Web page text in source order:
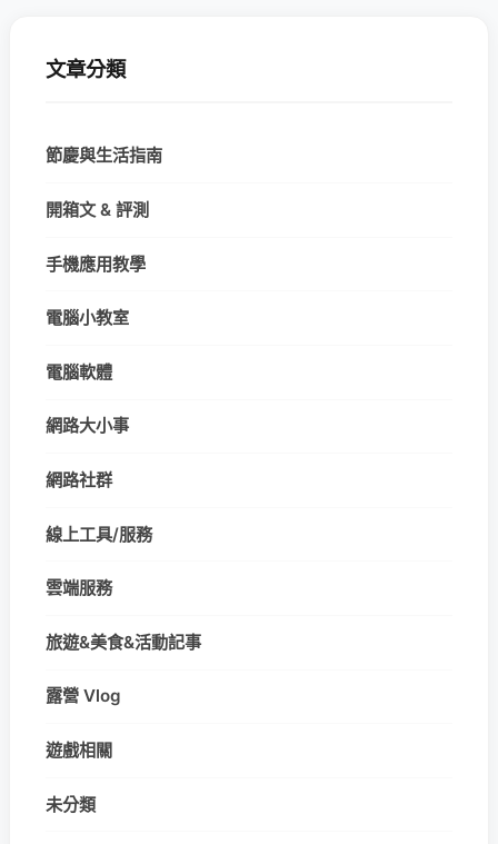
文章分類
節慶與生活指南
開箱文 & 評測
手機應用教學
電腦小教室
電腦軟體
網路大小事
網路社群
線上工具/服務
雲端服務
旅遊&美食&活動記事
露營 Vlog
遊戲相關
未分類